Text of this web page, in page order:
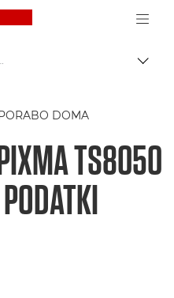
Canon Logo, back to
Serija PIXMA TS8050 - Tiskalniki
Canon PIXMA TS8050
DOMA
TS8050